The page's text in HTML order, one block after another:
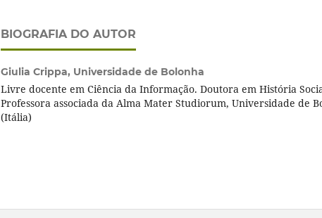
BIOGRAFIA DO AUTOR
Giulia Crippa, Universidade de Bolonha
Livre docente em Ciência da Informação. Doutora em História
Professora associada da Alma Mater Studiorum, Universidade de
(Itália)